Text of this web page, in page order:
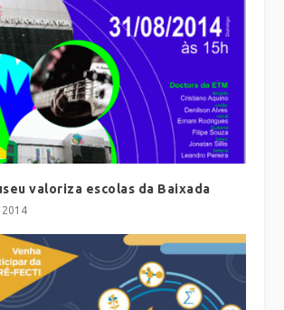
valoriza escolas da Baixada